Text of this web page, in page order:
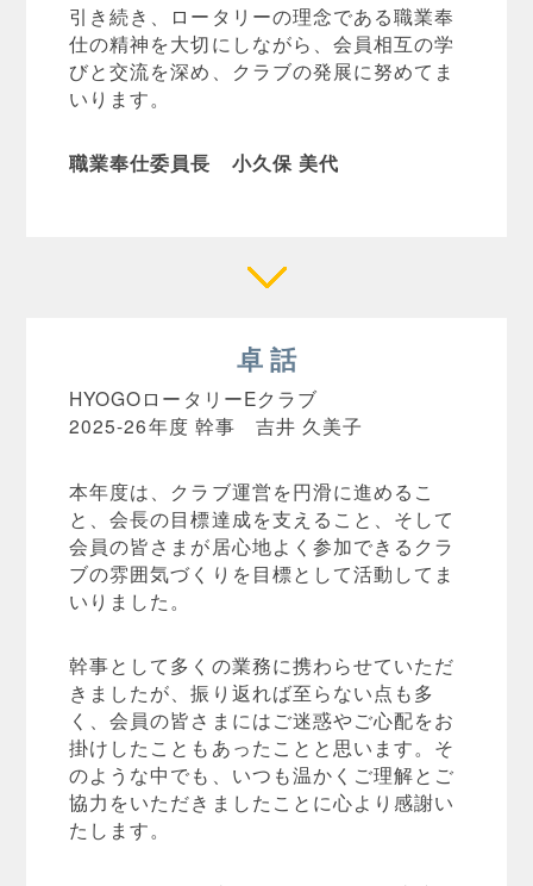
引き続き、ロータリーの理念である職業奉
仕の精神を大切にしながら、会員相互の学
びと交流を深め、クラブの発展に努めてま
いります。
職業奉仕委員長 小久保 美代
卓 話
HYOGOロータリーEクラブ
2025-26年度 幹事 吉井 久美子
本年度は、クラブ運営を円滑に進めるこ
と、会長の目標達成を支えること、そして
会員の皆さまが居心地よく参加できるクラ
ブの雰囲気づくりを目標として活動してま
いりました。
幹事として多くの業務に携わらせていただ
きましたが、振り返れば至らない点も多
く、会員の皆さまにはご迷惑やご心配をお
掛けしたこともあったことと思います。そ
のような中でも、いつも温かくご理解とご
協力をいただきましたことに心より感謝い
たします。